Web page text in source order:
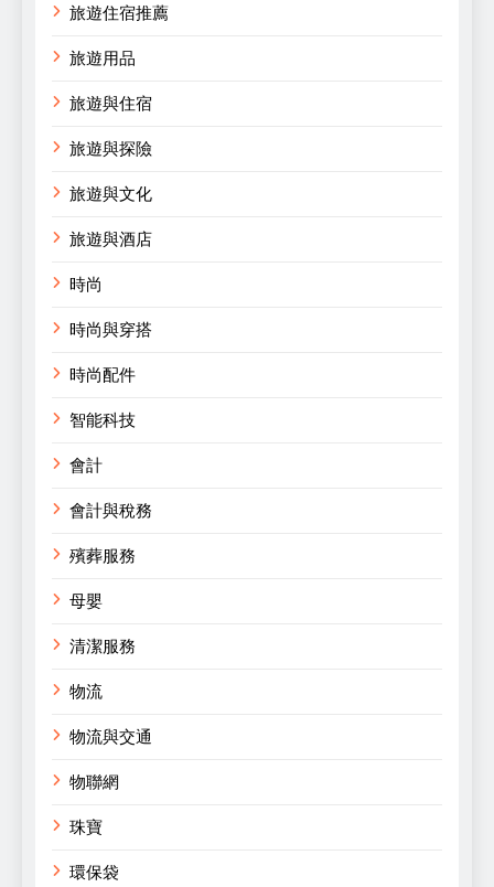
旅遊住宿推薦
旅遊用品
旅遊與住宿
旅遊與探險
旅遊與文化
旅遊與酒店
時尚
時尚與穿搭
時尚配件
智能科技
會計
會計與稅務
殯葬服務
母嬰
清潔服務
物流
物流與交通
物聯網
珠寶
環保袋